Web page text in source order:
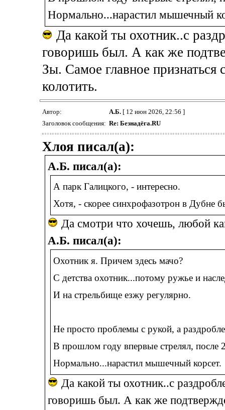
Нормально...нарастил мышечный
Да какой ты охотник..с
говоришь был. А как же
Зы. Самое главное
колотить.
Автор: А.Б.[ 12 июн 2026, 22:56 ]
Заголовок сообщения: Re: Безнадёга.RU
Хлоя писал(а):
А.Б. писал(а):
А парк Галицкого, - интересно.
Хотя, - скорее синхрофазотрон в Дубне
Да смотри что хочешь, любой
А.Б. писал(а):
Охотник я. Причем здесь мачо?
С детства охотник...потому ружье и
И на стрельбище езжу регулярно.
Не просто проблемы с рукой, а
В прошлом году впервые стрелял, после
Нормально...нарастил мышечный корсет.
Да какой ты охотник..с
говоришь был. А как же